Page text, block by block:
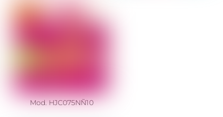
Mod. HJC075NÑ10